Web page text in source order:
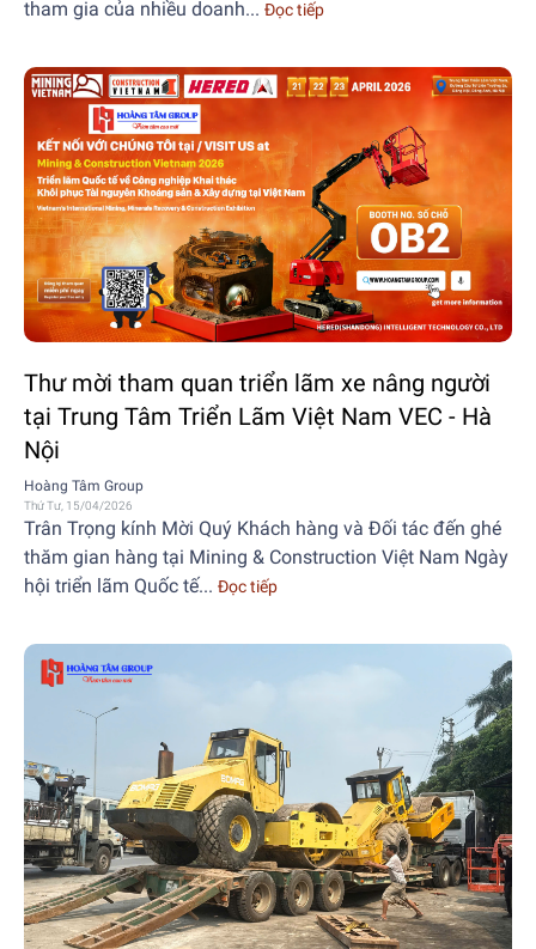
tham gia của nhiều doanh... Đọc tiếp
Thư mời tham quan triển lãm xe nâng người
tại Trung Tâm Triển Lãm Việt Nam VEC - Hà
Nội
Hoàng Tâm Group
Thứ Tư, 15/04/2026
Trân Trọng kính Mời Quý Khách hàng và Đối tác đến ghé
thăm gian hàng tại Mining & Construction Việt Nam Ngày
hội triển lãm Quốc tế... Đọc tiếp